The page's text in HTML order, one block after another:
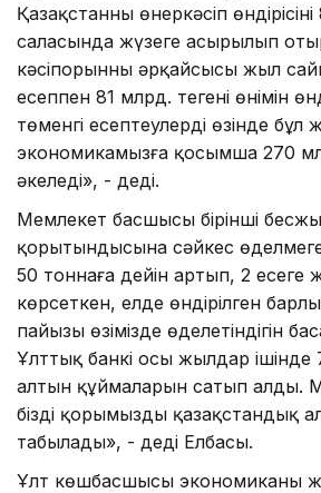
Қазақстанның өнеркәсіп
саласында жүзеге асырылып
кәсіпорынның әрқайсысы жыл
есеппен 81 млрд. теңгенің өнімін
төменгі есептеулердің өзінде бұл
экономикамызға қосымша 270
әкеледі», - деді.
Мемлекет басшысы бірінші
қорытындысына сәйкес
50 тоннаға дейін артып, 2 есеге
көрсеткен, елде өндірілген
пайызы өзімізде өңделетіндігін
Ұлттық банкі осы жылдар
алтын құймаларын сатып алды.
біздің қорымыздың қазақстандық
табылады», - деді Елбасы.
Ұлт көшбасшысы экономиканың